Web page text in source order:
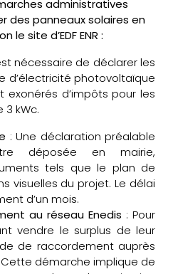
administratives
des panneaux solaires en
site d’EDF ENR :
nécessaire de déclarer les
d’électricité photovoltaïque
exonérés d’impôts pour les
kWc.
: Une déclaration préalable
déposée en mairie,
tels que le plan de
visuelles du projet. Le délai
d’un mois.
au réseau Enedis : Pour
vendre le surplus de leur
de raccordement auprès
Cette démarche implique de